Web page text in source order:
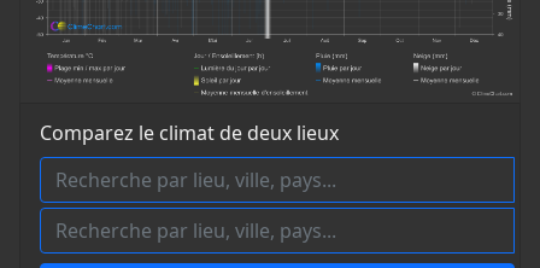
Comparez le climat de deux lieux